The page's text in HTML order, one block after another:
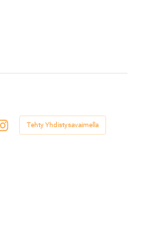
Instagram
Tehty Yhdistysavaimella